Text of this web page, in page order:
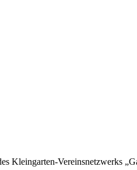
Kleingarten-Vereinsnetzwerks